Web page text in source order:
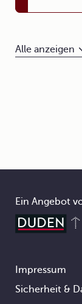
Alle anzeigen
Ein Angebot
Footer
Impressum
Sicherheit &